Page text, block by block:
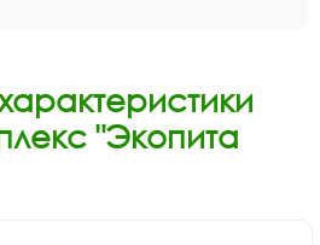
"Экопита